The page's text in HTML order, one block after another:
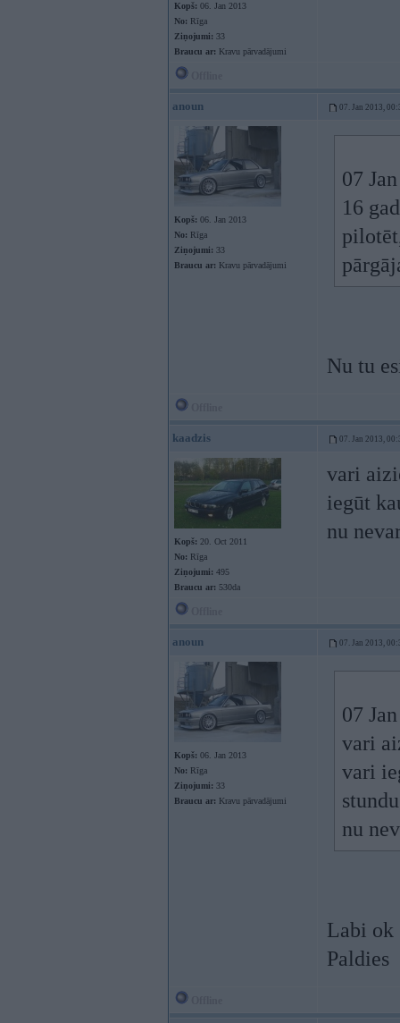
Kopš: 06. Jan 2013
No: Rīga
Ziņojumi: 33
Braucu ar: Kravu pārvadājumi
anoun 07. Jan 2013,
Kopš: 06. Jan 2013
No: Rīga
Ziņojumi: 33
Braucu ar: Kravu pārvadājumi
07
16
Nu tu
kaadzis 07. Jan 2013,
Kopš: 20. Oct 2011
No: Rīga
Ziņojumi: 495
Braucu ar: 530da
vari
iegūt
nu
anoun 07. Jan 2013,
Kopš: 06. Jan 2013
No: Rīga
Ziņojumi: 33
Braucu ar: Kravu pārvadājumi
07
vari
vari
nu
Labi ok
Paldies